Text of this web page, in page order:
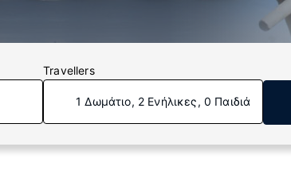
Travellers
1 Δωμάτιο, 2 Ενήλικες, 0 Παιδιά